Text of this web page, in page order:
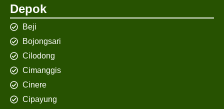
Depok
Beji
Bojongsari
Cilodong
Cimanggis
Cinere
Cipayung